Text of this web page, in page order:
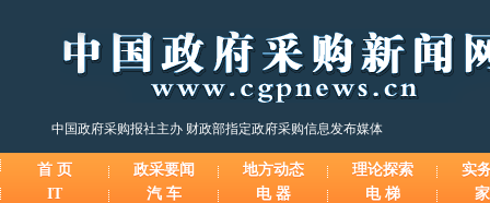
中国政府采购报社主办 财政部指定政府采购信息发布媒体
首 页 政采要闻 地方动态 理论探索
实
IT
汽 车 电 器 电 梯